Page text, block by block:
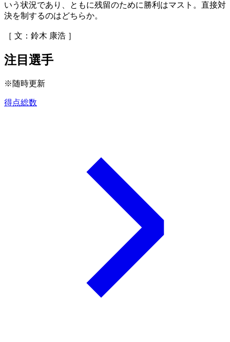
いう状況であり、ともに残留のために勝利はマスト。直接対
決を制するのはどちらか。
［ 文：鈴木 康浩 ］
注目選手
※随時更新
得点総数